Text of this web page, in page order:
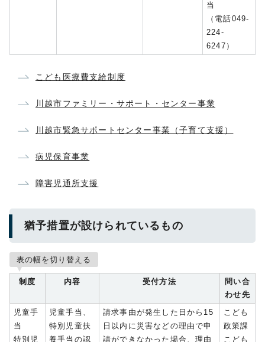
当
（電話049-
224-
6247）
こども医療費支給制度
川越市ファミリー・サポート・センター事業
川越市緊急サポートセンター事業（子育て支援）
病児保育事業
障害児通所支援
猶予措置が設けられているもの
表の幅を切り替える
制度 内容 受付方法
問い合
わせ先
児童手
当
特別児
児童手当、
特別児童扶
養手当の認
請求事由が発生した日から15
日以内に災害などの理由で申
請ができなかった場合、理由
こども
政策課
こども